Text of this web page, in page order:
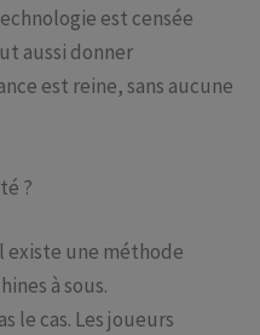
est censée
aussi donner
est reine, sans aucune
?
existe une méthode
à sous.
le cas. Les joueurs